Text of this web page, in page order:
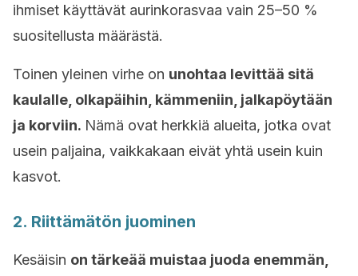
ihmiset käyttävät aurinkorasvaa vain 25–50 %
suositellusta määrästä.
Toinen yleinen virhe on unohtaa levittää sitä
kaulalle, olkapäihin, kämmeniin, jalkapöytään
ja korviin. Nämä ovat herkkiä alueita, jotka ovat
usein paljaina, vaikkakaan eivät yhtä usein kuin
kasvot.
2. Riittämätön juominen
Kesäisin on tärkeää muistaa juoda enemmän,